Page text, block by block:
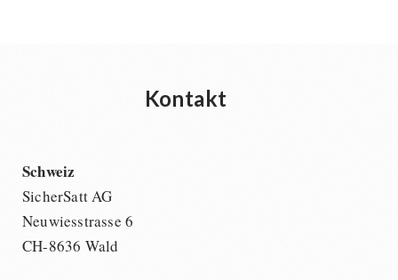
Kontakt
Schweiz
SicherSatt AG
Neuwiesstrasse 6
CH-8636 Wald